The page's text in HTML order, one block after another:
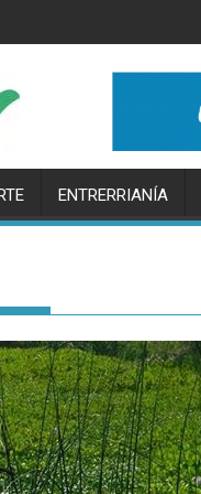
ENTRERRIANÍA